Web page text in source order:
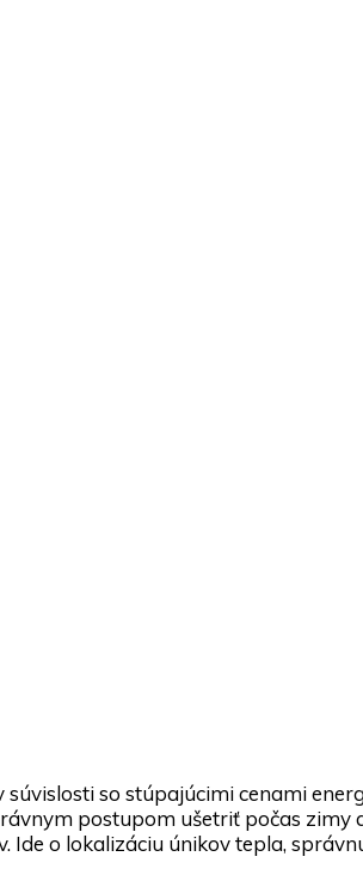
so stúpajúcimi cenami
postupom ušetriť počas zimy
Ide o lokalizáciu únikov tepla,